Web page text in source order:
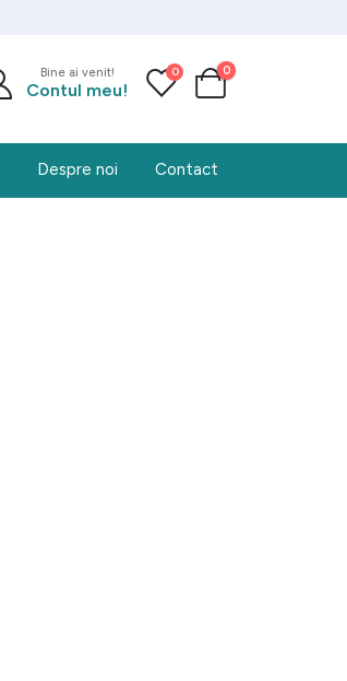
Bine ai venit!
Contul meu!
0 0
Despre noi Contact